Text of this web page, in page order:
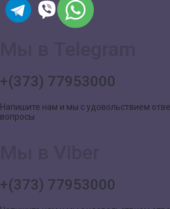
+(373) 77953000
Напишите нам и мы с удовольствием
вопросы
+(373) 77953000